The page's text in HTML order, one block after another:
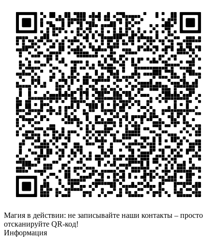
Магия в действии: не записывайте наши контакты – просто
отсканируйте QR-код!
Информация